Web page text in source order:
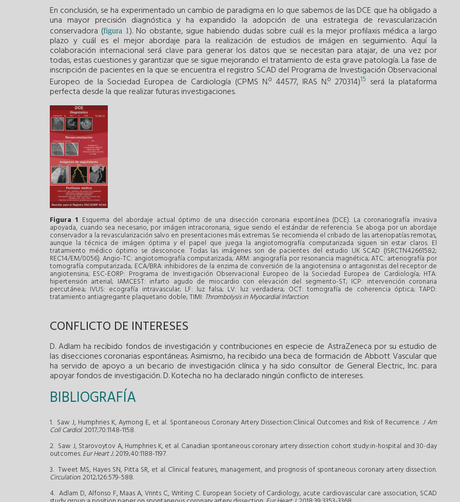
En conclusión, se ha experimentado un cambio de paradigma en lo que sabemos de las DCE que ha obligado a
una mayor precisión diagnóstica y ha expandido la adopción de una estrategia de revascularización
conservadora (figura 1). No obstante, sigue habiendo dudas sobre cuál es la mejor profilaxis médica a largo
plazo y cuál es el mejor abordaje para la realización de estudios de imágen en seguimiento. Aquí la
colaboración internacional será clave para generar los datos que se necesitan para atajar, de una vez por
todas, estas cuestiones y garantizar que se sigue mejorando el tratamiento de esta grave patología. La fase de
inscripción de pacientes en la que se encuentra el registro SCAD del Programa de Investigación Observacional
Europeo de la Sociedad Europea de Cardiología (CPMS N.º 44577, IRAS N.º 270314)15 será la plataforma
perfecta desde la que realizar futuras investigaciones.
Figura 1. Esquema del abordaje actual óptimo de una disección coronaria espontánea (DCE). La coronariografía invasiva
apoyada, cuando sea necesario, por imágen intracoronaria, sigue siendo el estándar de referencia. Se aboga por un abordaje
conservador a la revascularización salvo en presentaciones más extremas. Se recomienda el cribado de las arteriopatías remotas,
aunque la técnica de imágen óptima y el papel que juega la angiotomografía computarizada siguen sin estar claros. El
tratamiento médico óptimo se desconoce. Todas las imágenes son de pacientes del estudio UK SCAD (ISRCTN42661582;
REC14/EM/0056). Angio-TC: angiotomografía computarizada; ARM: angiografía por resonancia magnética; ATC: arteriografía por
tomografía computarizada; ECA/BRA: inhibidores de la enzima de conversión de la angiotensina o antagonistas del receptor de
angiotensina; ESC-EORP: Programa de Investigación Observacional Europeo de la Sociedad Europea de Cardiología; HTA:
hipertensión arterial; IAMCEST: infarto agudo de miocardio con elevación del segmento-ST; ICP: intervención coronaria
percutánea; IVUS: ecografía intravascular; LF: luz falsa; LV: luz verdadera; OCT: tomografía de coherencia óptica; TAPD:
tratamiento antiagregante plaquetario doble; TIMI: Thrombolysis in Myocardial Infarction.
CONFLICTO DE INTERESES
D. Adlam ha recibido fondos de investigación y contribuciones en especie de AstraZeneca por su estudio de
las disecciones coronarias espontáneas. Asimismo, ha recibido una beca de formación de Abbott Vascular que
ha servido de apoyo a un becario de investigación clínica y ha sido consultor de General Electric, Inc. para
apoyar fondos de investigación. D. Kotecha no ha declarado ningún conflicto de intereses.
BIBLIOGRAFÍA
1. Saw J, Humphries K, Aymong E, et al. Spontaneous Coronary Artery Dissection:Clinical Outcomes and Risk of Recurrence.J Am
Coll Cardiol. 2017;70:1148-1158.
2. Saw J, Starovoytov A, Humphries K, et al. Canadian spontaneous coronary artery dissection cohort study:in-hospital and 30-day
outcomes.Eur Heart J.2019;40:1188-1197.
3. Tweet MS, Hayes SN, Pitta SR, et al. Clinical features, management, and prognosis of spontaneous coronary artery dissection.
Circulation. 2012;126:579-588.
4. Adlam D, Alfonso F, Maas A, Vrints C, Writing C. European Society of Cardiology, acute cardiovascular care association, SCAD